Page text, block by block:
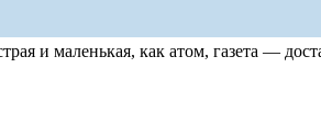
и маленькая, как атом, газета —